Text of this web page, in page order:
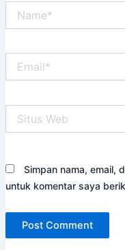
Web
Simpan nama, email,
untuk komentar saya